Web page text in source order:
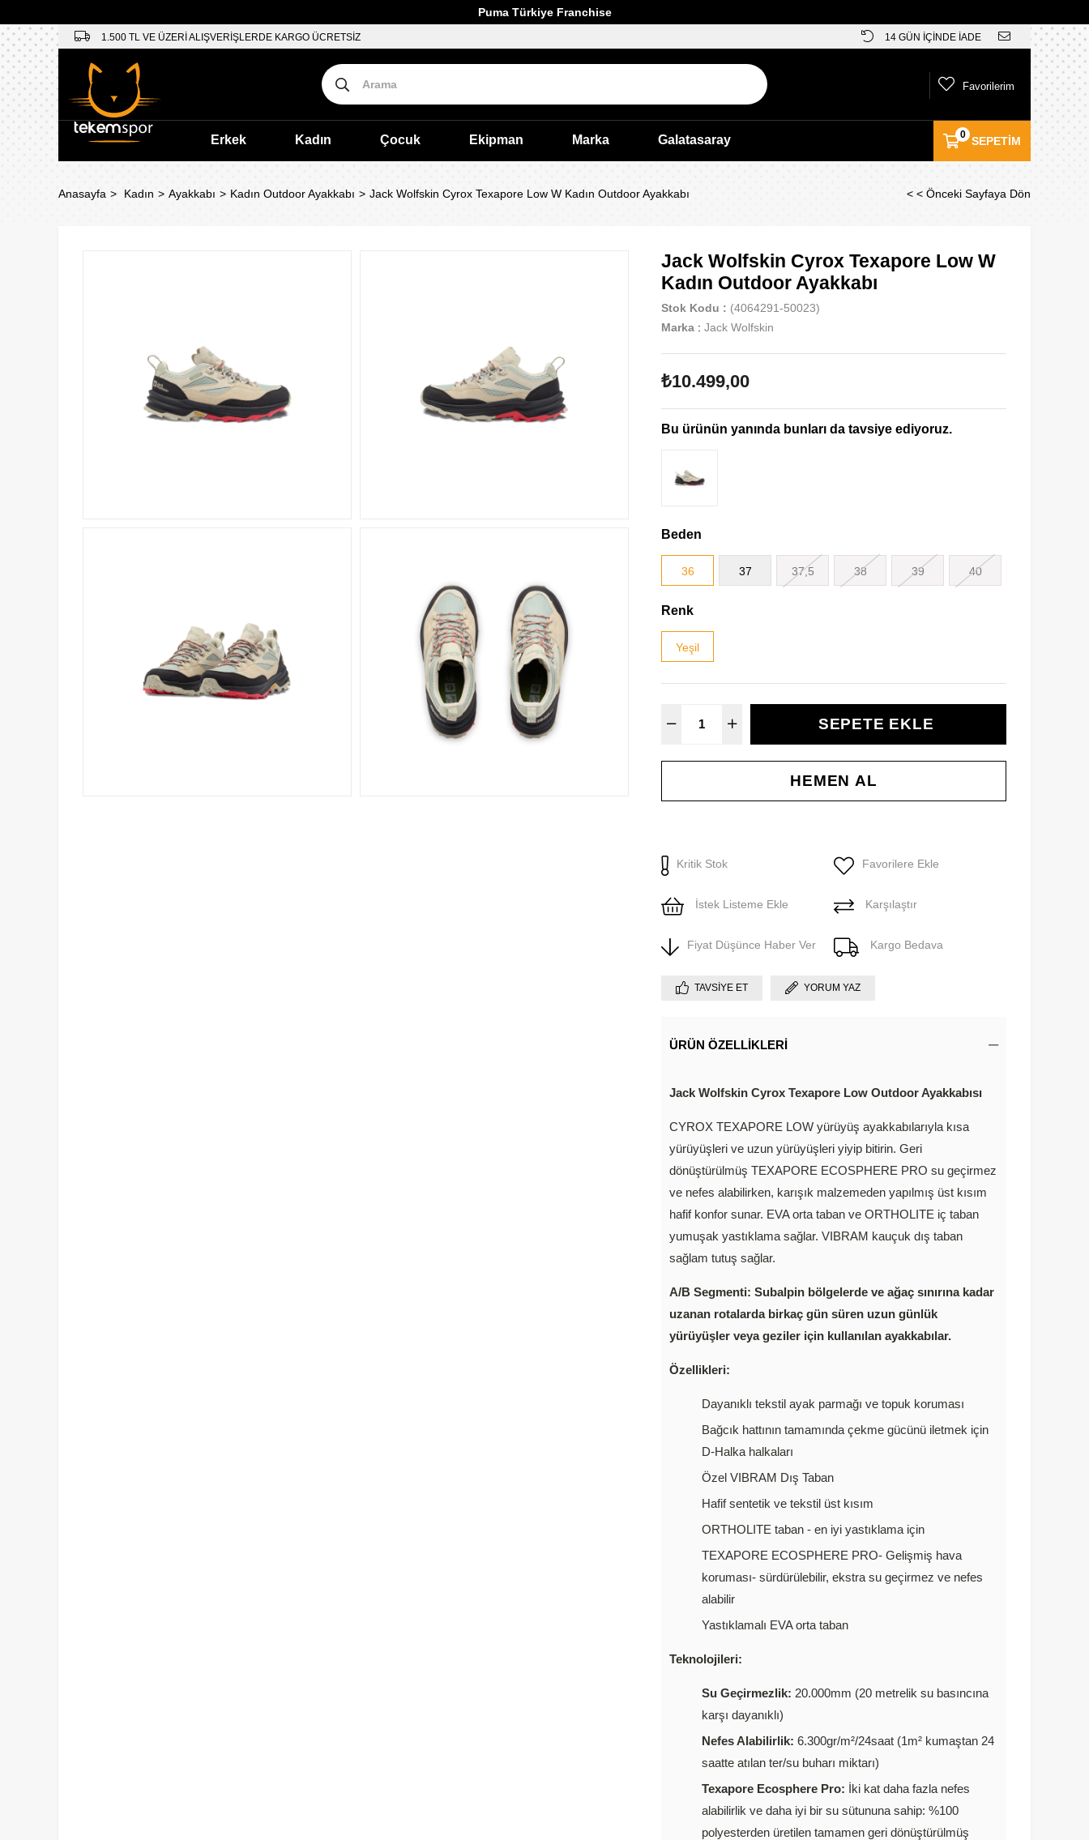
Puma Türkiye Franchise
1.500 TL VE ÜZERİ ALIŞVERİŞLERDE KARGO ÜCRETSİZ 14 GÜN İÇİNDE İADE
SEPETIM
0
Favorilerim
Erkek Kadın Çocuk Ekipman Marka Galatasaray
Anasayfa Kadın Ayakkabı Kadın Outdoor Ayakkabı Jack Wolfskin Cyrox Texapore Low W Kadın Outdoor Ayakkabı < < Önceki Sayfaya Dön
Jack Wolfskin Cyrox Texapore Low W
Kadın Outdoor Ayakkabı
Stok Kodu
(4064291-50023)
Marka : Jack Wolfskin
₺10.499,00
Bu ürünün yanında bunları da tavsiye ediyoruz.
Beden
36 37 37,5 38 39 40
Renk
Yeşil
Kritik Stok Favorilere Ekle
İstek Listeme Ekle Karşılaştır
Fiyat Düşünce Haber Ver Kargo Bedava
TAVSIYE ET YORUM YAZ
ÜRÜN ÖZELLIKLERI
Jack Wolfskin Cyrox Texapore Low Outdoor Ayakkabısı
CYROX TEXAPORE LOW yürüyüş ayakkabılarıyla kısa
yürüyüşleri ve uzun yürüyüşleri yiyip bitirin. Geri
dönüştürülmüş TEXAPORE ECOSPHERE PRO su geçirmez
ve nefes alabilirken, karışık malzemeden yapılmış üst kısım
hafif konfor sunar. EVA orta taban ve ORTHOLITE iç taban
yumuşak yastıklama sağlar. VIBRAM kauçuk dış taban
sağlam tutuş sağlar.
A/B Segmenti: Subalpin bölgelerde ve ağaç sınırına kadar
uzanan rotalarda birkaç gün süren uzun günlük
yürüyüşler veya geziler için kullanılan ayakkabılar.
Özellikleri:
Dayanıklı tekstil ayak parmağı ve topuk koruması
Bağcık hattının tamamında çekme gücünü iletmek için
D-Halka halkaları
Özel VIBRAM Dış Taban
Hafif sentetik ve tekstil üst kısım
ORTHOLITE taban - en iyi yastıklama için
TEXAPORE ECOSPHERE PRO- Gelişmiş hava
koruması- sürdürülebilir, ekstra su geçirmez ve nefes
alabilir
Yastıklamalı EVA orta taban
Teknolojileri:
Su Geçirmezlik: 20.000mm (20 metrelik su basıncına
karşı dayanıklı)
Nefes Alabilirlik: 6.300gr/m²/24saat (1m² kumaştan 24
saatte atılan ter/su buharı miktarı)
Texapore Ecosphere Pro: İki kat daha fazla nefes
alabilirlik ve daha iyi bir su sütununa sahip: %100
polyesterden üretilen tamamen geri dönüştürülmüş